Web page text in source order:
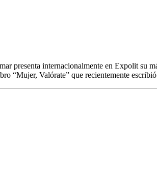
presenta internacionalmente en Expolit su
“Mujer, Valórate” que recientemente